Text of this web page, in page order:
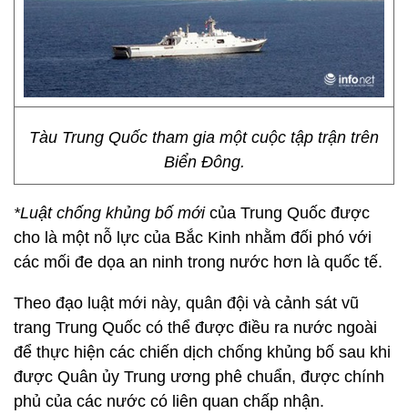
Tàu Trung Quốc tham gia một cuộc tập trận trên
Biển Đông.
*Luật chống khủng bố mới của Trung Quốc được
cho là một nỗ lực của Bắc Kinh nhằm đối phó với
các mối đe dọa an ninh trong nước hơn là quốc tế.
Theo đạo luật mới này, quân đội và cảnh sát vũ
trang Trung Quốc có thể được điều ra nước ngoài
để thực hiện các chiến dịch chống khủng bố sau khi
được Quân ủy Trung ương phê chuẩn, được chính
phủ của các nước có liên quan chấp nhận.